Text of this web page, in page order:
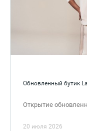
Обновленный бутик
Открытие
20 июля 2026